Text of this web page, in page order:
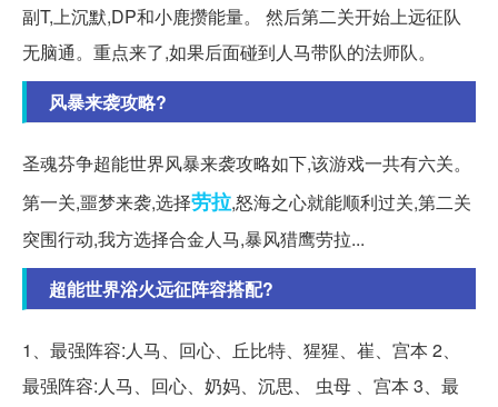
副T,上沉默,DP和小鹿攒能量。 然后第二关开始上远征队
无脑通。重点来了,如果后面碰到人马带队的法师队。
风暴来袭攻略?
圣魂芬争超能世界风暴来袭攻略如下,该游戏一共有六关。
第一关,噩梦来袭,选择劳拉,怒海之心就能顺利过关,第二关
突围行动,我方选择合金人马,暴风猎鹰劳拉...
超能世界浴火远征阵容搭配?
1、最强阵容:人马、回心、丘比特、猩猩、崔、宫本 2、
最强阵容:人马、回心、奶妈、沉思、 虫母 、宫本 3、最